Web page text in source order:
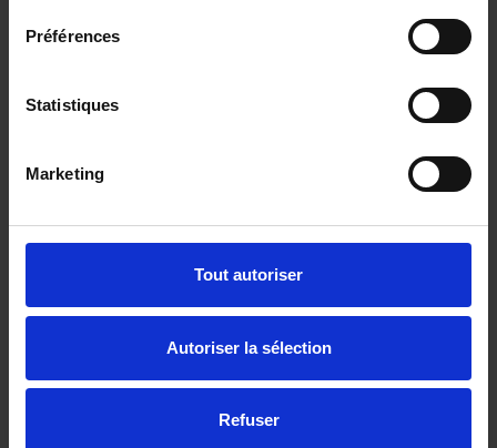
Préférences
Statistiques
Marketing
Tout autoriser
Autoriser la sélection
Refuser
100 BVM6 Bastille
ou à partir de261.08 €/mois